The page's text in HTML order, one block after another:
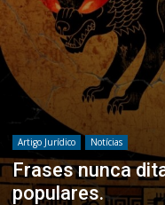
Artigo Jurídico Notícias
Frases nunca
populares.